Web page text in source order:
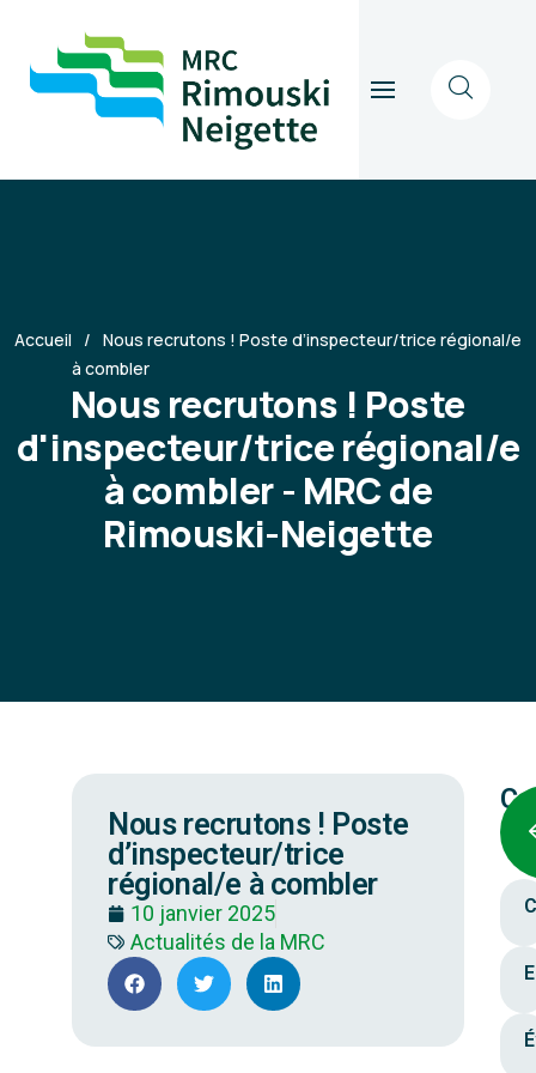
Accueil
Nous recrutons ! Poste d’inspecteur/trice régional/e
à combler
Nous recrutons ! Poste
d'inspecteur/trice régional/e
à combler - MRC de
Rimouski-Neigette
Nous recrutons ! Poste
d’inspecteur/trice
régional/e à combler
10 janvier 2025
Actualités de la MRC